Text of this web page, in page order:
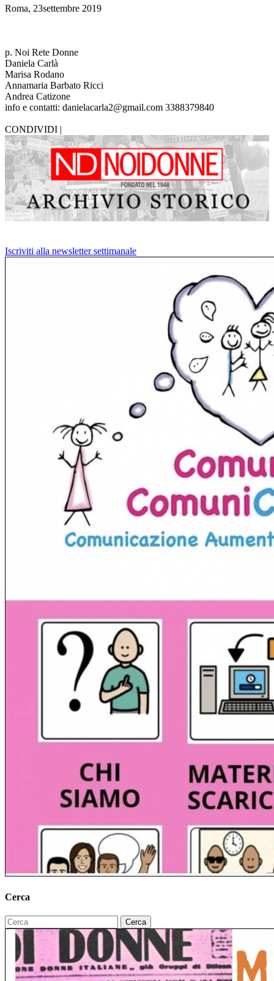
Roma, 23settembre 2019
p. Noi Rete Donne
Daniela Carlà
Marisa Rodano
Annamaria Barbato Ricci
Andrea Catizone
info e contatti: danielacarla2@gmail.com 3388379840
CONDIVIDI |
Iscriviti alla newsletter settimanale
Cerca